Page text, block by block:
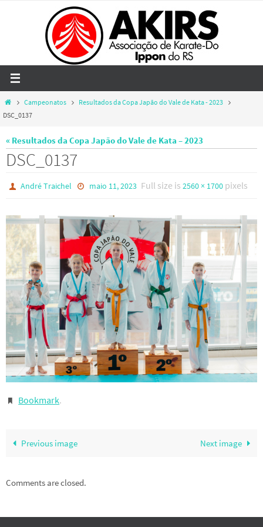
HomeCampeonatos
Resultados da Copa Japão do Vale de Kata - 2023
DSC_0137
« Resultados da Copa Japão do Vale de Kata – 2023
DSC_0137
André Traichel maio 11, 2023 Full size is 2560 × 1700pixels
Bookmark.
Previous image Next image
Comments are closed.